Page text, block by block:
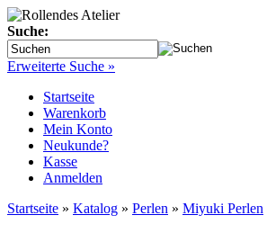
Suche:
Erweiterte Suche »
Startseite
Warenkorb
Mein Konto
Neukunde?
Kasse
Anmelden
Startseite » Katalog » Perlen » Miyuki Perlen